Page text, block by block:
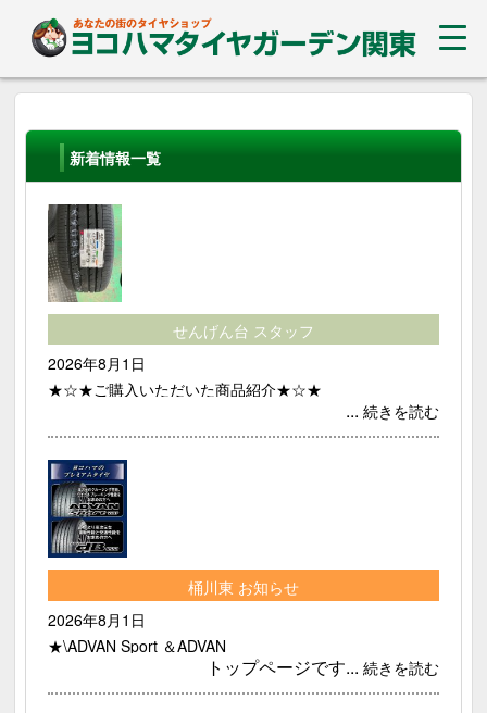
新着情報一覧
せんげん台 スタッフ
2026年8月1日
★☆★ご購入いただいた商品紹介★☆★
...続きを読む
桶川東 お知らせ
2026年8月1日
★\ADVAN Sport ＆ADVAN
トップページです...続きを読む